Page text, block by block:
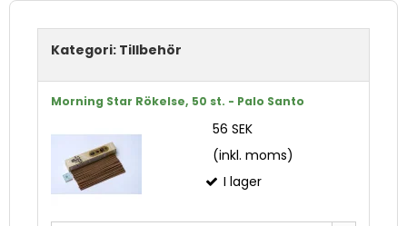
Kategori: Tillbehör
Morning Star Rökelse, 50 st. - Palo Santo
56 SEK
(inkl. moms)
I lager